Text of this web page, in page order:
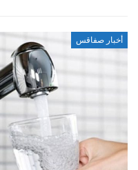
أخبار صفاقس